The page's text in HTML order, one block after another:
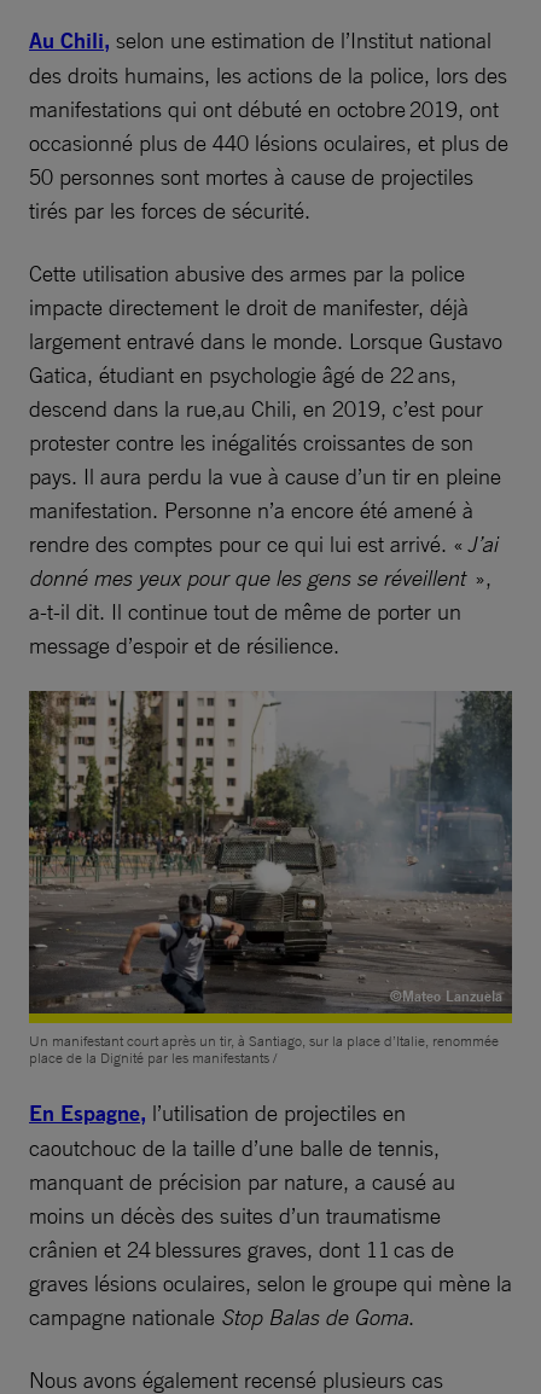
Au Chili, selon une estimation de l’Institut national
des droits humains, les actions de la police, lors des
manifestations qui ont débuté en octobre 2019, ont
occasionné plus de 440 lésions oculaires, et plus de
50 personnes sont mortes à cause de projectiles
tirés par les forces de sécurité.
Cette utilisation abusive des armes par la police
impacte directement le droit de manifester, déjà
largement entravé dans le monde. Lorsque Gustavo
Gatica, étudiant en psychologie âgé de 22 ans,
descend dans la rue,au Chili, en 2019, c’est pour
protester contre les inégalités croissantes de son
pays. Il aura perdu la vue à cause d’un tir en pleine
manifestation. Personne n’a encore été amené à
rendre des comptes pour ce qui lui est arrivé. « J’ai
donné mes yeux pour que les gens se réveillent »,
a-t-il dit. Il continue tout de même de porter un
message d’espoir et de résilience.
©Mateo Lanzuela
Un manifestant court après un tir, à Santiago, sur la place d’Italie, renommée
place de la Dignité par les manifestants /
En Espagne, l’utilisation de projectiles en
caoutchouc de la taille d’une balle de tennis,
manquant de précision par nature, a causé au
moins un décès des suites d’un traumatisme
crânien et 24 blessures graves, dont 11 cas de
graves lésions oculaires, selon le groupe qui mène la
campagne nationale Stop Balas de Goma.
Nous avons également recensé plusieurs cas